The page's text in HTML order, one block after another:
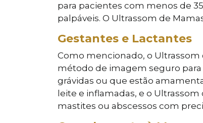
para pacientes com menos de
palpáveis. O Ultrassom de
Gestantes e Lactantes
Como mencionado, o Ultrassom
método de imagem seguro
grávidas ou que estão
leite e inflamadas, e o
mastites ou abscessos com